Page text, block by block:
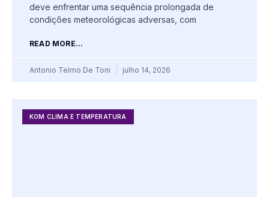
deve enfrentar uma sequência prolongada de
condições meteorológicas adversas, com
READ MORE...
Antonio Telmo De Toni julho 14, 2026
KOM CLIMA E TEMPERATURA